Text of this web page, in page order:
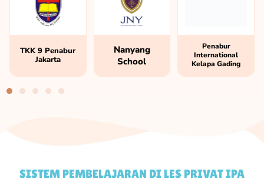
TKK 9 Penabur
Jakarta
Nanyang
School
Penabur
International
Kelapa Gading
SISTEM PEMBELAJARAN DI LES PRIVAT IPA